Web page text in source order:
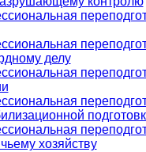
делу
хозяйству